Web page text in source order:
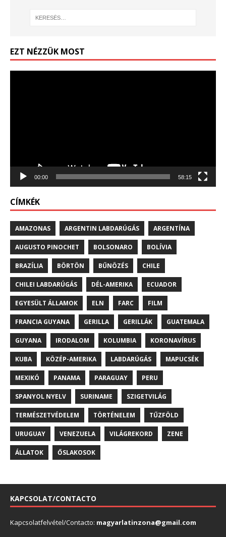
EZT NÉZZÜK MOST
00:00 58:15
CÍMKÉK
AMAZONAS ARGENTIN LABDARÚGÁS ARGENTÍNA
AUGUSTO PINOCHET BOLSONARO BOLÍVIA
BRAZÍLIA BÖRTÖN BŰNÖZÉS CHILE
CHILEI LABDARÚGÁS DÉL-AMERIKA ECUADOR
EGYESÜLT ÁLLAMOK ELN FARC FILM
FRANCIA GUYANA GERILLA GERILLÁK GUATEMALA
GUYANA IRODALOM KOLUMBIA KORONAVÍRUS
KUBA KÖZÉP-AMERIKA LABDARÚGÁS MAPUCSÉK
MEXIKÓ PANAMA PARAGUAY PERU
SPANYOL NYELV SURINAME SZIGETVILÁG
TERMÉSZETVÉDELEM TÖRTÉNELEM TŰZFÖLD
URUGUAY VENEZUELA VILÁGREKORD ZENE
ÁLLATOK ŐSLAKOSOK
KAPCSOLAT/CONTACTO
Kapcsolatfelvétel/Contacto: magyarlatinzona@gmail.com